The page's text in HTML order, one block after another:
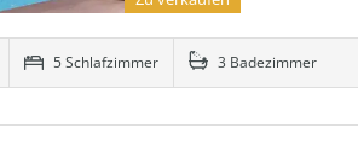
5 Schlafzimmer 3 Badezimmer